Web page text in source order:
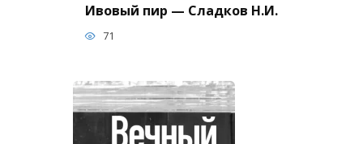
Ивовый пир — Сладков Н.И.
71